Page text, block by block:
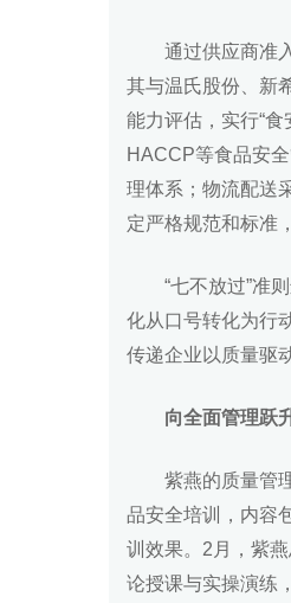
通过供应商准
其与温氏股份、新
能力评估，实行“
HACCP等食品安
理体系；物流配送
定严格规范和标准
“七不放过”准
化从口号转化为行
传递企业以质量驱
向全面管理跃
紫燕的质量管
品安全培训，内容
训效果。2月，紫
论授课与实操演练